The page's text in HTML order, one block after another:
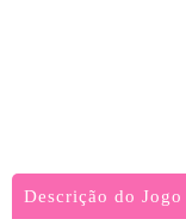
Descrição do Jogo